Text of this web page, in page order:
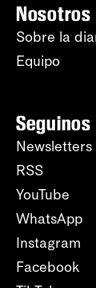
Nosotros
Sobre la
Equipo
Seguinos
Newsletters
RSS
YouTube
WhatsApp
Instagram
Facebook